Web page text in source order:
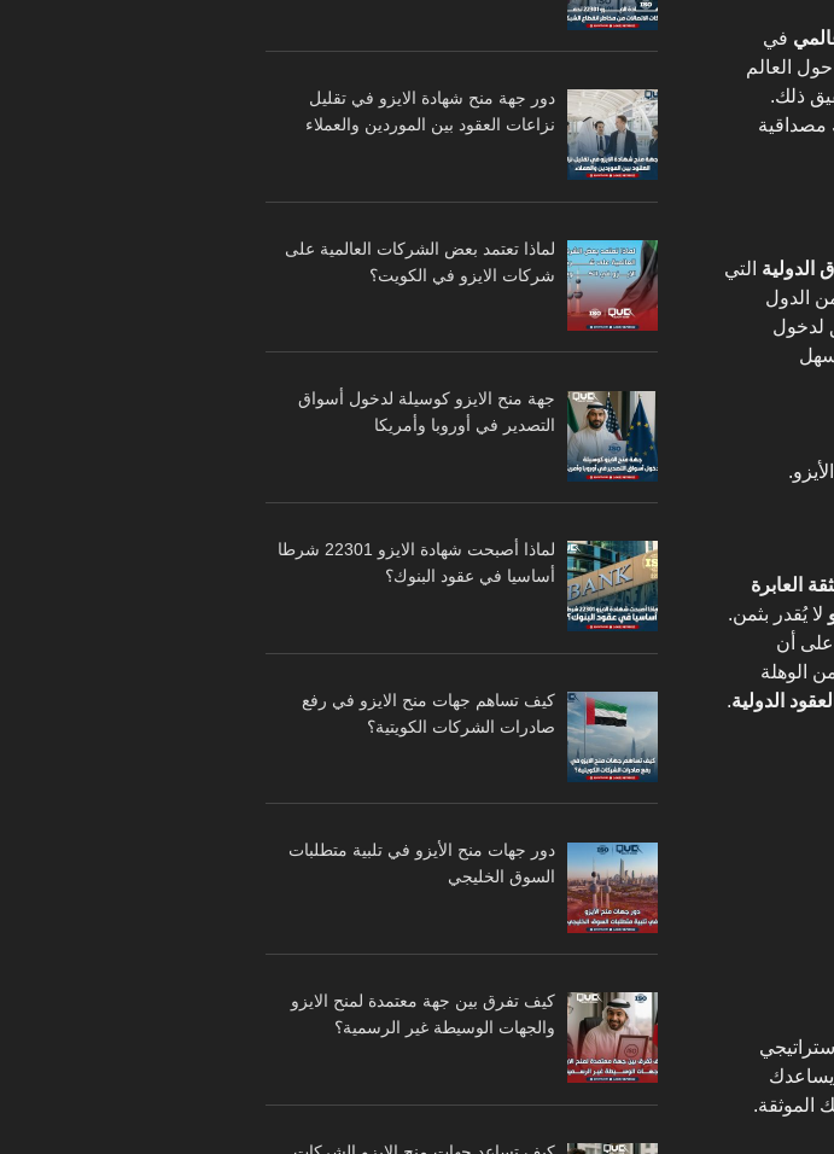
في
العالم
ذلك.
مصداقية
الدولية التي
من الدول
لدخول
العابرة
لا يُقدر بثمن.
على أن
الوهلة
العقود الدولية.
يساعدك
الموثقة.
دور جهة منح شهادة الايزو في تقليل
نزاعات العقود بين الموردين والعملاء
لماذا تعتمد بعض الشركات العالمية على
شركات الايزو في الكويت؟
جهة منح الايزو كوسيلة لدخول أسواق
التصدير في أوروبا وأمريكا
لماذا أصبحت شهادة الايزو 22301 شرطا
أساسيا في عقود البنوك؟
كيف تساهم جهات منح الايزو في رفع
صادرات الشركات الكويتية؟
دور جهات منح الأيزو في تلبية متطلبات
السوق الخليجي
كيف تفرق بين جهة معتمدة لمنح الايزو
والجهات الوسيطة غير الرسمية؟